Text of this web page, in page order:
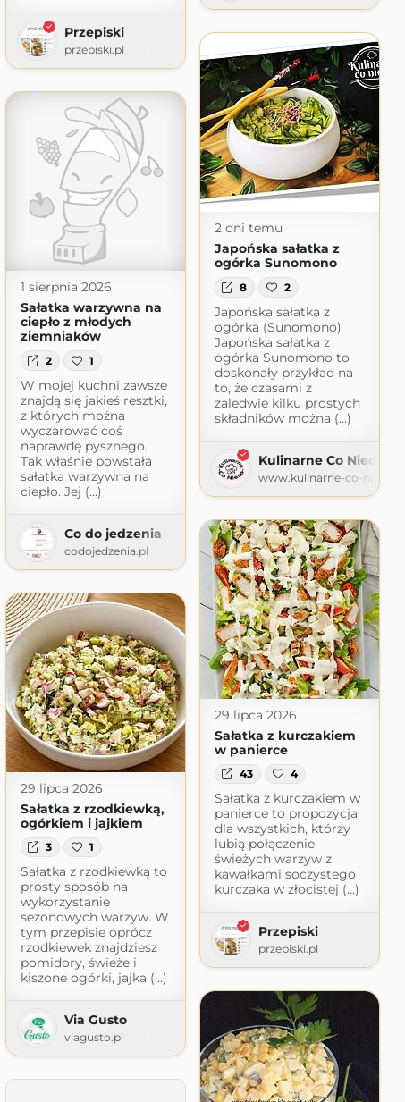
Przepiski
przepiski.pl
2 dni temu
Japońska sałatka z
ogórka Sunomono
8 2
Japońska sałatka z
ogórka (Sunomono)
Japońska sałatka z
ogórka Sunomono to
doskonały przykład na
to, że czasami z
zaledwie kilku prostych
składników można (...)
Kulinarne Co Nieco
www.kulinarne-co-nieco.pl
1 sierpnia 2026
Sałatka warzywna na
ciepło z młodych
ziemniaków
2 1
W mojej kuchni zawsze
znajdą się jakieś resztki,
z których można
wyczarować coś
naprawdę pysznego.
Tak właśnie powstała
sałatka warzywna na
ciepło. Jej (...)
Co do jedzenia
codojedzenia.pl
29 lipca 2026
Sałatka z kurczakiem
w panierce
43 4
Sałatka z kurczakiem w
panierce to propozycja
dla wszystkich, którzy
lubią połączenie
świeżych warzyw z
kawałkami soczystego
kurczaka w złocistej (...)
Przepiski
przepiski.pl
29 lipca 2026
Sałatka z rzodkiewką,
ogórkiem i jajkiem
3 1
Sałatka z rzodkiewką to
prosty sposób na
wykorzystanie
sezonowych warzyw. W
tym przepisie oprócz
rzodkiewek znajdziesz
pomidory, świeże i
kiszone ogórki, jajka (...)
Via Gusto
viagusto.pl